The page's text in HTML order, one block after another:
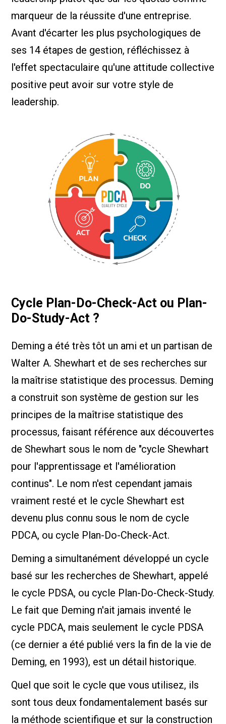
marqueur de la réussite d'une entreprise.
Avant d'écarter les plus psychologiques de
ses 14 étapes de gestion, réfléchissez à
l'effet spectaculaire qu'une attitude collective
positive peut avoir sur votre style de
leadership.
Cycle Plan-Do-Check-Act ou Plan-
Do-Study-Act ?
Deming a été très tôt un ami et un partisan de
Walter A. Shewhart et de ses recherches sur
la maîtrise statistique des processus. Deming
a construit son système de gestion sur les
principes de la maîtrise statistique des
processus, faisant référence aux découvertes
de Shewhart sous le nom de "cycle Shewhart
pour l'apprentissage et l'amélioration
continus". Le nom n'est cependant jamais
vraiment resté et le cycle Shewhart est
devenu plus connu sous le nom de cycle
PDCA, ou cycle Plan-Do-Check-Act.
Deming a simultanément développé un cycle
basé sur les recherches de Shewhart, appelé
le cycle PDSA, ou cycle Plan-Do-Check-Study.
Le fait que Deming n'ait jamais inventé le
cycle PDCA, mais seulement le cycle PDSA
(ce dernier a été publié vers la fin de la vie de
Deming, en 1993), est un détail historique.
Quel que soit le cycle que vous utilisez, ils
sont tous deux fondamentalement basés sur
la méthode scientifique et sur la construction